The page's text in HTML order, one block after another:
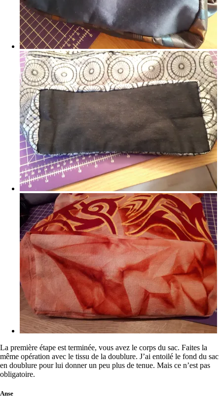
La première étape est terminée, vous avez le corps du sac. Faites la
même opération avec le tissu de la doublure. J’ai entoilé le fond du sac
en doublure pour lui donner un peu plus de tenue. Mais ce n’est pas
obligatoire.
Anse